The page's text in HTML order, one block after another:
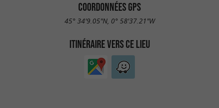
COORDONNÉES GPS
45° 34'9.05"N, 0° 58'37.21"W
ITINÉRAIRE VERS CE LIEU